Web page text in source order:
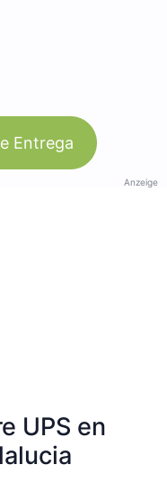
Entrega
Anzeige
UPS en